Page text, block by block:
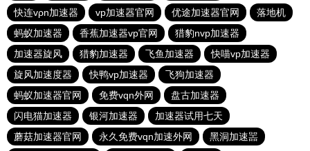
快连vρn加速器
vp加速器官网 优途加速器官网
落地机
蚂蚁加速器
香蕉加速器vp官网
猎豹nvp加速器
加速器旋风
猎豹加速器 飞鱼加速器
快喵vp加速器
旋风加速度器
快鸭vp加速器
飞狗加速器
蚂蚁加速器官网
免费vqn外网
盘古加速器
闪电猫加速器
银河加速器
加速器试用七天
蘑菇加速器官网
永久免费vqn加速外网
黑洞加速噐